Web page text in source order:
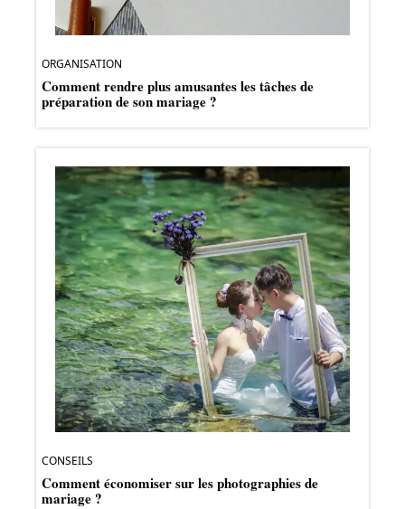
ORGANISATION
Comment rendre plus amusantes les tâches de
préparation de son mariage ?
CONSEILS
Comment économiser sur les photographies de
mariage ?